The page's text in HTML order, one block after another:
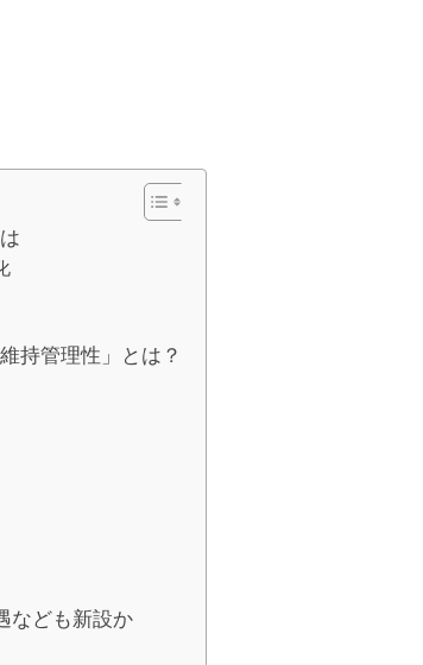
持管理性」とは？
なども新設か